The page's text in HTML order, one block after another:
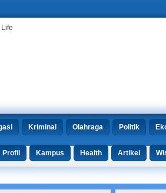
Kriminal Olahraga Politik
Profil Kampus Health Artikel